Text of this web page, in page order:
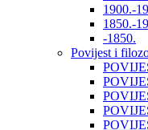
1900.-
1850.-
-1850.
Povijest i